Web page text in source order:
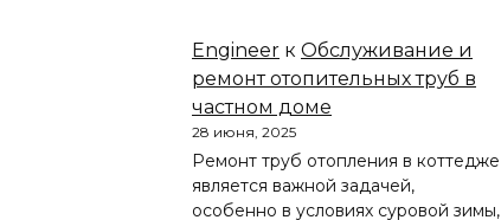
Engineer к Обслуживание и
ремонт отопительных труб в
частном доме
28 июня, 2025
Ремонт труб отопления в коттедже
является важной задачей,
особенно в условиях суровой зимы,